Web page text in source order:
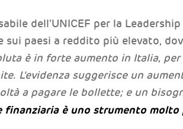
dell'UNICEF per la
sui paesi a reddito più elevato,
è in forte aumento in Italia,
L'evidenza suggerisce un
a pagare le bollette; e un
finanziaria è uno strumento